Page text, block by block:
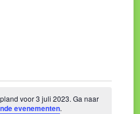
voor 3 juli 2023. Ga naar
evenementen.